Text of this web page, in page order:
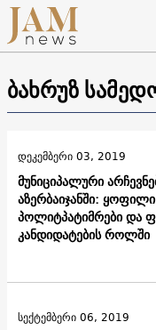
ბახრუზ
მუნიციპალური
აზერბაიჯანში: ყოფილი
პოლიტპატიმრები და
კანდიდატების როლში
დეკემბერი 03, 2019
სექტემბერი 06, 2019